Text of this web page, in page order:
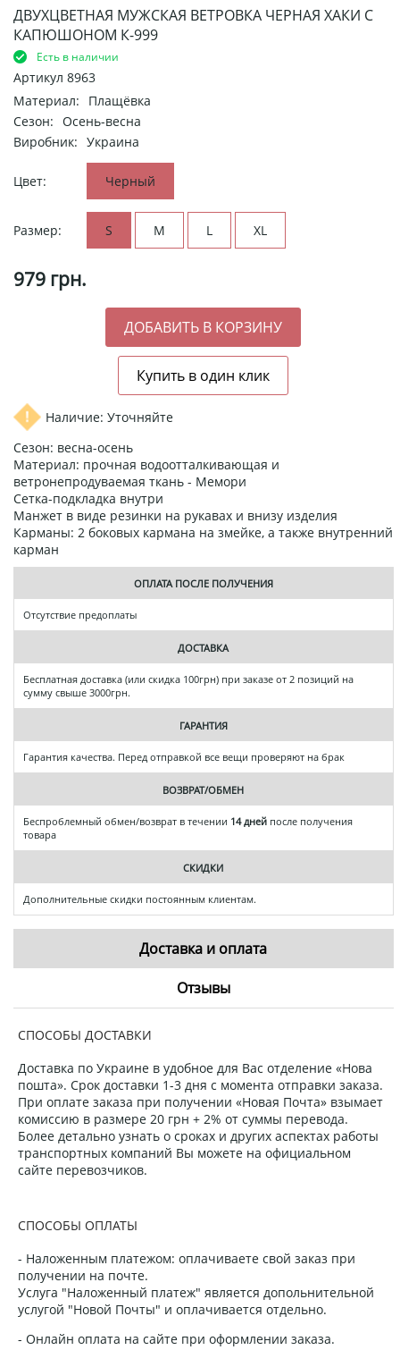
ДВУХЦВЕТНАЯ МУЖСКАЯ ВЕТРОВКА ЧЕРНАЯ ХАКИ С
КАПЮШОНОМ К-999
Есть в наличии
Артикул 8963
Материал:
Плащёвка
Сезон: Осень-весна
Виробник: Украина
Цвет: Черный
Размер: S M L XL
979 грн.
Наличие: Уточняйте
Сезон: весна-осень
Материал: прочная водоотталкивающая и
ветронепродуваемая ткань - Мемори
Сетка-подкладка внутри
Манжет в виде резинки на рукавах и внизу изделия
Карманы: 2 боковых кармана на змейке, а также внутренний
карман
ОПЛАТА ПОСЛЕ ПОЛУЧЕНИЯ
Отсутствие предоплаты
ДОСТАВКА
Бесплатная доставка (или скидка 100грн) при заказе от 2 позиций на
сумму свыше 3000грн.
ГАРАНТИЯ
Гарантия качества. Перед отправкой все вещи проверяют на брак
ВОЗВРАТ/ОБМЕН
Беспроблемный обмен/возврат в течении 14 дней после получения
товара
СКИДКИ
Дополнительные скидки постоянным клиентам.
Доставка и оплата
Отзывы
СПОСОБЫ ДОСТАВКИ
Доставка по Украине в удобное для Вас отделение «Нова
пошта». Срок доставки 1-3 дня с момента отправки заказа.
При оплате заказа при получении «Новая Почта» взымает
комиссию в размере 20 грн + 2% от суммы перевода.
Более детально узнать о сроках и других аспектах работы
транспортных компаний Вы можете на официальном
сайте перевозчиков.
СПОСОБЫ ОПЛАТЫ
- Наложенным платежом: оплачиваете свой заказ при
получении на почте.
Услуга "Наложенный платеж" является допольнительной
услугой "Новой Почты" и оплачивается отдельно.
- Онлайн оплата на сайте при оформлении заказа.